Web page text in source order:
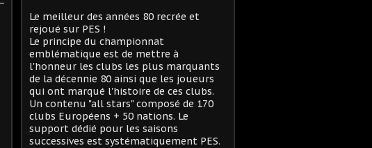
Le meilleur des années 80 recrée et
rejoué sur PES !
Le principe du championnat
emblématique est de mettre à
l'honneur les clubs les plus marquants
de la décennie 80 ainsi que les joueurs
qui ont marqué l'histoire de ces clubs.
Un contenu "all stars" composé de 170
clubs Européens + 50 nations. Le
support dédié pour les saisons
successives est systématiquement PES.